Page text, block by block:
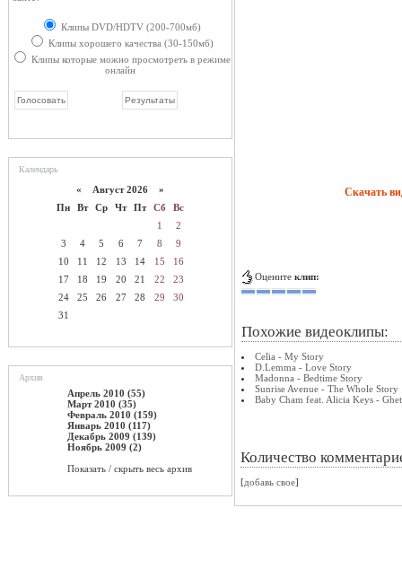
Клипы DVD/HDTV (200-700мб)
Клипы хорошего качества (30-150мб)
Клипы которые можно просмотреть в режиме
онлайн
Календарь
« Август 2026 »
Пн
Вт Ср Чт Пт Сб
Вс
1
2
3
4 5 6 7 8
9
10
11 12 13 14 15
16
17
18 19 20 21 22
23
24
25 26 27 28 29
30
31
Архив
Апрель 2010 (55)
Март 2010 (35)
Февраль 2010 (159)
Январь 2010 (117)
Декабрь 2009 (139)
Ноябрь 2009 (2)
Показать / скрыть весь архив
Скачать
Оцените клип:
Похожие видеоклипы:
Celia - My Story
D.Lemma - Love Story
Madonna - Bedtime Story
Sunrise Avenue - The Whole Story
Baby Cham feat. Alicia Keys -
Количество
[добавь свое]